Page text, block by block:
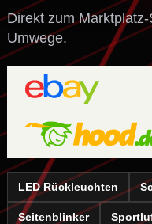
Direkt zum
Umwege.
LED Rückleuchten
Seitenblinker